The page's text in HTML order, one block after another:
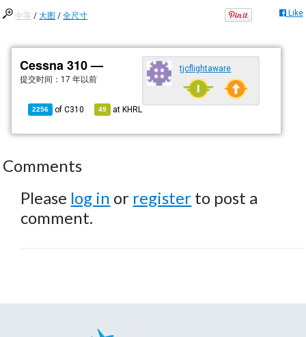
中等 /大图 /全尺寸 Like
Cessna 310 —
提交时间： 17 年以前
2256 ofC310 49 atKHRL
tjcflightaware
Comments
Please log in or register to post a
comment.